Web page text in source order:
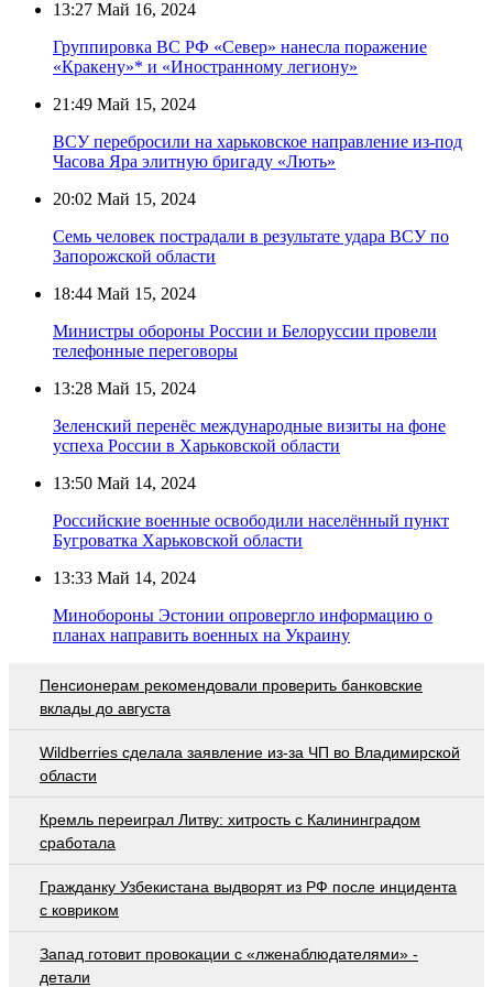
13:27 Май 16, 2024
Группировка ВС РФ «Север» нанесла поражение
«Кракену»* и «Иностранному легиону»
21:49 Май 15, 2024
ВСУ перебросили на харьковское направление из-под
Часова Яра элитную бригаду «Лють»
20:02 Май 15, 2024
Семь человек пострадали в результате удара ВСУ по
Запорожской области
18:44 Май 15, 2024
Министры обороны России и Белоруссии провели
телефонные переговоры
13:28 Май 15, 2024
Зеленский перенёс международные визиты на фоне
успеха России в Харьковской области
13:50 Май 14, 2024
Российские военные освободили населённый пункт
Бугроватка Харьковской области
13:33 Май 14, 2024
Минобороны Эстонии опровергло информацию о
планах направить военных на Украину
Пенсионерам рекомендовали проверить банковские
вклады до августа
Wildberries cделала заявление из-за ЧП во Владимирской
области
Кремль переиграл Литву: хитрость с Калининградом
сработала
Гражданку Узбекистана выдворят из РФ после инцидента
с ковриком
Запад готовит провокации с «лженаблюдателями» -
детали